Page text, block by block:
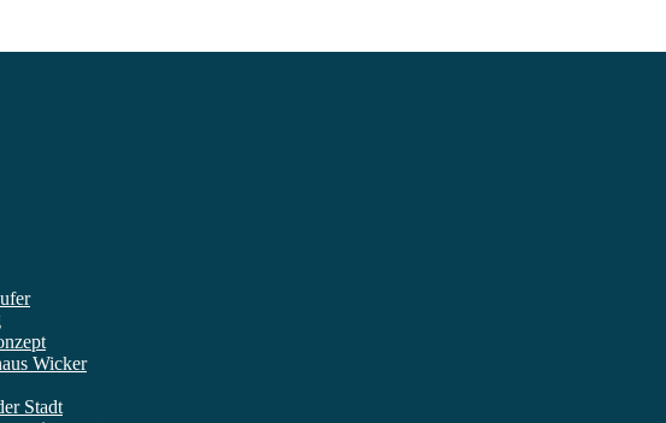
Wicker
Stadt